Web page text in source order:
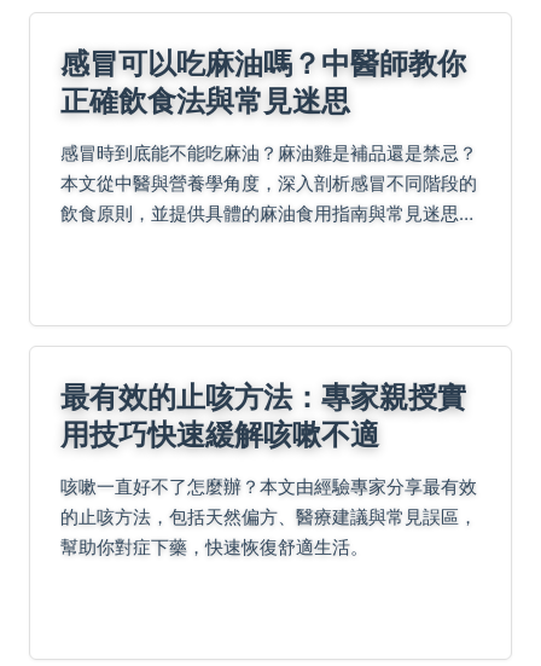
感冒可以吃麻油嗎？中醫師教你
正確飲食法與常見迷思
感冒時到底能不能吃麻油？麻油雞是補品還是禁忌？
本文從中醫與營養學角度，深入剖析感冒不同階段的
飲食原則，並提供具體的麻油食用指南與常見迷思解
最有效的止咳方法：專家親授實
用技巧快速緩解咳嗽不適
咳嗽一直好不了怎麼辦？本文由經驗專家分享最有效
的止咳方法，包括天然偏方、醫療建議與常見誤區，
幫助你對症下藥，快速恢復舒適生活。